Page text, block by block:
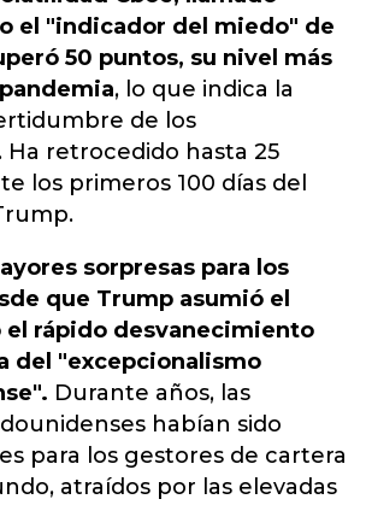
el "indicador del miedo" de
50 puntos, su nivel más
, lo que indica la
de los
Ha retrocedido hasta 25
los primeros 100 días del
sorpresas para los
que Trump asumió el
el rápido desvanecimiento
del "excepcionalismo
Durante años, las
habían sido
para los gestores de cartera
atraídos por las elevadas